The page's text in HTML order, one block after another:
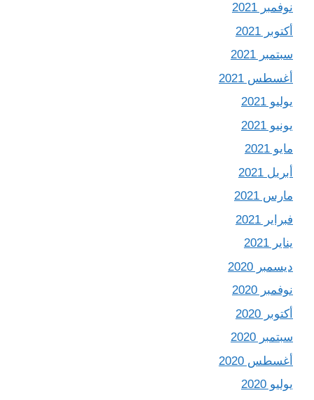
نوفمبر 2021
أكتوبر 2021
سبتمبر 2021
أغسطس 2021
يوليو 2021
يونيو 2021
مايو 2021
أبريل 2021
مارس 2021
فبراير 2021
يناير 2021
ديسمبر 2020
نوفمبر 2020
أكتوبر 2020
سبتمبر 2020
أغسطس 2020
يوليو 2020